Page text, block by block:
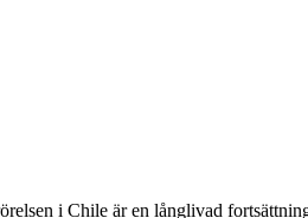
i Chile är en långlivad